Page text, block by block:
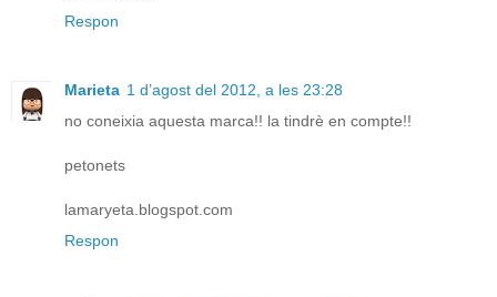
Respon
Marieta 1 d’agost del 2012, a les 23:28
no coneixia aquesta marca!! la tindrè en compte!!
petonets
lamaryeta.blogspot.com
Respon